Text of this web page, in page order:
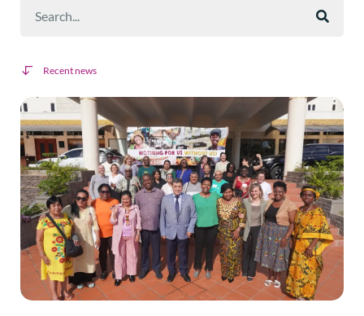
Recent news